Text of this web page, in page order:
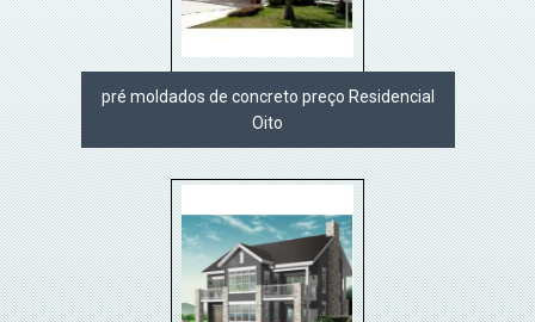
pré moldados de concreto preço Residencial
Oito